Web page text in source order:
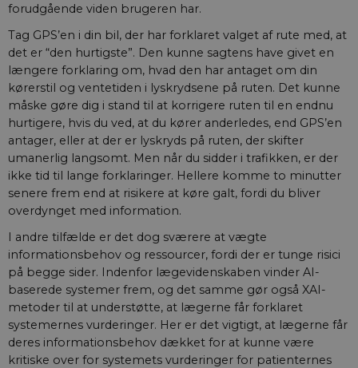
forudgående viden brugeren har.
Tag GPS’en i din bil, der har forklaret valget af rute med, at
det er “den hurtigste”. Den kunne sagtens have givet en
længere forklaring om, hvad den har antaget om din
kørerstil og ventetiden i lyskrydsene på ruten. Det kunne
måske gøre dig i stand til at korrigere ruten til en endnu
hurtigere, hvis du ved, at du kører anderledes, end GPS’en
antager, eller at der er lyskryds på ruten, der skifter
umanerlig langsomt. Men når du sidder i trafikken, er der
ikke tid til lange forklaringer. Hellere komme to minutter
senere frem end at risikere at køre galt, fordi du bliver
overdynget med information.
I andre tilfælde er det dog sværere at vægte
informationsbehov og ressourcer, fordi der er tunge risici
på begge sider. Indenfor lægevidenskaben vinder AI-
baserede systemer frem, og det samme gør også XAI-
metoder til at understøtte, at lægerne får forklaret
systemernes vurderinger. Her er det vigtigt, at lægerne får
deres informationsbehov dækket for at kunne være
kritiske over for systemets vurderinger for patienternes
cookies og
identifikatorer
kan bruges til
samme formål.
VISITOR_INFO1_LIVE
Google LLC
.youtube.com
5
måneder
4 uger
Denne cookie
indstilles af
for at holde
for Youtube-
indlejret i
websteder;
også afgøre,